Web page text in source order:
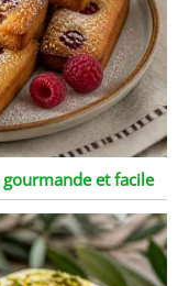
et facile